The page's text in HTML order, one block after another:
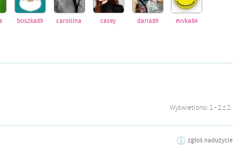
boszka89 carollina casey daria89 evvka84
Wyświetlono: 1 - 2 z 2.
zgłoś nadużycie